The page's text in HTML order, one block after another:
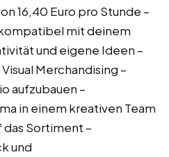
16,40 Euro pro Stunde –
mit deinem
und eigene Ideen –
Merchandising –
aufzubauen –
in einem kreativen Team
Sortiment –
und